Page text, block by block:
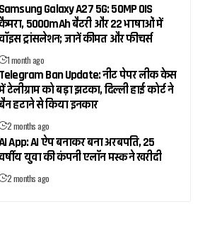
Samsung Galaxy A27 5G: 50MP OIS
5000mAh बैटरी और 22 भाषाओं में
ट्रांसलेशन; जानें कीमत और फीचर्स
1 month ago
Telegram Ban Update: नीट पेपर लीक केस
टेलीग्राम को बड़ा झटका, दिल्ली हाई कोर्ट ने
हटाने से किया इनकार
2 months ago
App: AI ऐप बनाकर बना अरबपति, 25
युवा की कंपनी एलॉन मस्क ने खरीदी
2 months ago